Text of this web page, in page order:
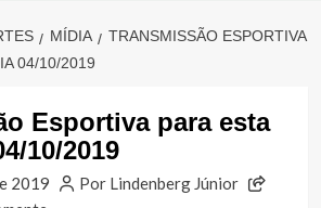
MÍDIA
TRANSMISSÃO ESPORTIVA
04/10/2019
Esportiva para esta
10/2019
2019
Por Lindenberg Júnior